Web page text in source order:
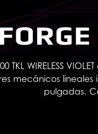
TKL WIRELESS
mecánicos
pulgadas.